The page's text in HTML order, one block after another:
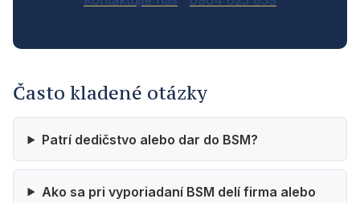
Často kladené otázky
Patrí dedičstvo alebo dar do BSM?
Ako sa pri vyporiadaní BSM delí firma alebo